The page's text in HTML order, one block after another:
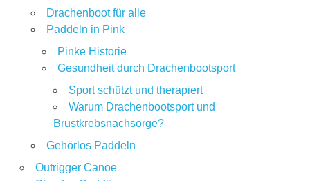
Drachenboot für alle
Paddeln in Pink
Pinke Historie
Gesundheit durch Drachenbootsport
Sport schützt und therapiert
Warum Drachenbootsport und
Brustkrebsnachsorge?
Gehörlos Paddeln
Outrigger Canoe